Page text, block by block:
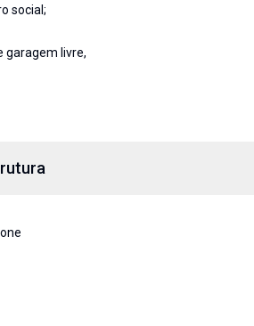
social;
garagem livre,